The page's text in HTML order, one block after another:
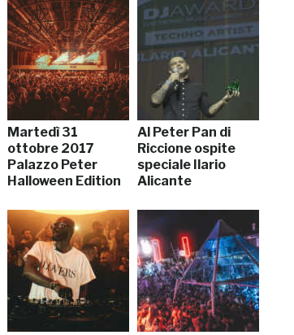
Martedì 31
ottobre 2017
Palazzo Peter
Halloween Edition
Al Peter Pan di
Riccione ospite
speciale Ilario
Alicante